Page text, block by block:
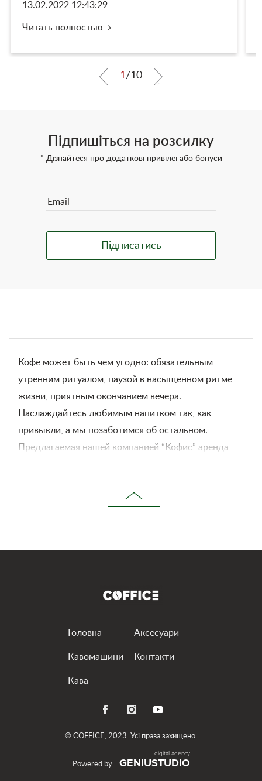
13.02.2022 12:43:29
Читать полностью
1/10
Підпишіться на розсилку
* Дізнайтеся про додаткові привілеї або бонуси
Кофе может быть чем угодно: обязательным
утренним ритуалом, паузой в насыщенном ритме
жизни, приятным окончанием вечера.
Наслаждайтесь любимым напитком так, как
привыкли, а мы позаботимся об остальном.
Предлагаемая нашей компанией “Кофис” аренда
Нужно лишь оформить заказ на сайте, и в вашем
Наши аппараты премиум-класса готовят
бариста, который работает в режиме 24/7.
Кофемашина напрокат – всегда хорошее решение
Существуют ли ситуации, в которых чашечка
Мы уверены, что насладиться кофе можно всегда.
эксплуатации.
Головна
Кавомашини
Кава
Аксесуари
Контакти
© COFFICE, 2023. Усі права захищено.
Powered by GENIUSTUDIO